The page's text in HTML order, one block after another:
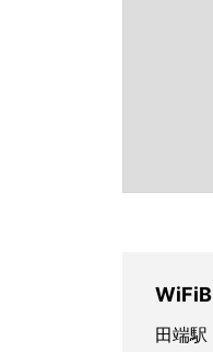
田端駅